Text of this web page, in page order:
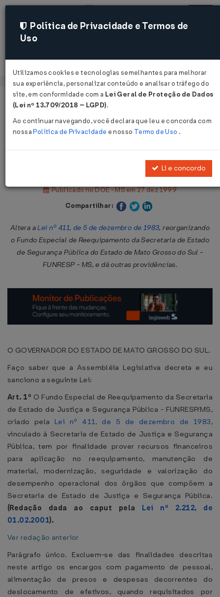
Acessar
Página Inicial
Legislações
Lei nº 2.062 de 23/12/1999
Publicado no DOE - MS em 27 dez 1999
Compartilhar:
Altera aLei nº 411, de 5 de dezembro de 1983, reorganizando
o Fundo Especial de Reequipamento da Secretaria de Estado
de Segurança Pública do Estado de Mato Grosso do Sul -
FUNRESP - MS, e dá outras providências.
O GOVERNADOR DO ESTADO DE MATO GROSSO DO SUL.
Faço saber que a Assembléia Legislativa decreta e eu
sanciono a seguinte Lei:
Art. 1º O Fundo Especial de Reequipamento da Secretaria
de Estado de Justiça e Segurança Pública - FUNRESP/MS,
criado pela Lei nº 411, de 5 de dezembro de 1983,
vinculado à Secretaria de Estado de Justiça e Segurança
Pública, tem por finalidade prover recursos financeiros
para aplicação no reequipamento, manutenção de
material, modernização, seguridade e valorização do
desempenho operacional dos órgãos que compõem a
Secretaria de Estado de Justiça e Segurança Pública.
(Redação dada ao caput pela Lei nº 2.212, de
01.02.2001).
Ver redação anterior
Parágrafo único. Excluem-se das finalidades descritas
neste artigo os encargos com pagamento de pessoal,
alimentação de presos e despesas decorrentes do
deslocamento de efetivos, quando requisitados por
Política de Privacidade e Termos de
Uso
Utilizamos cookies e tecnologias semelhantes para melhorar
sua experiência, personalizar conteúdo e analisar o tráfego do
site, em conformidade com a Lei Geral de Proteção de Dados
(Lei nº 13.709/2018 – LGPD).
Ao continuar navegando, você declara que leu e concorda com
nossaPolítica de Privacidade e nosso Termo de Uso .
Li e concordo